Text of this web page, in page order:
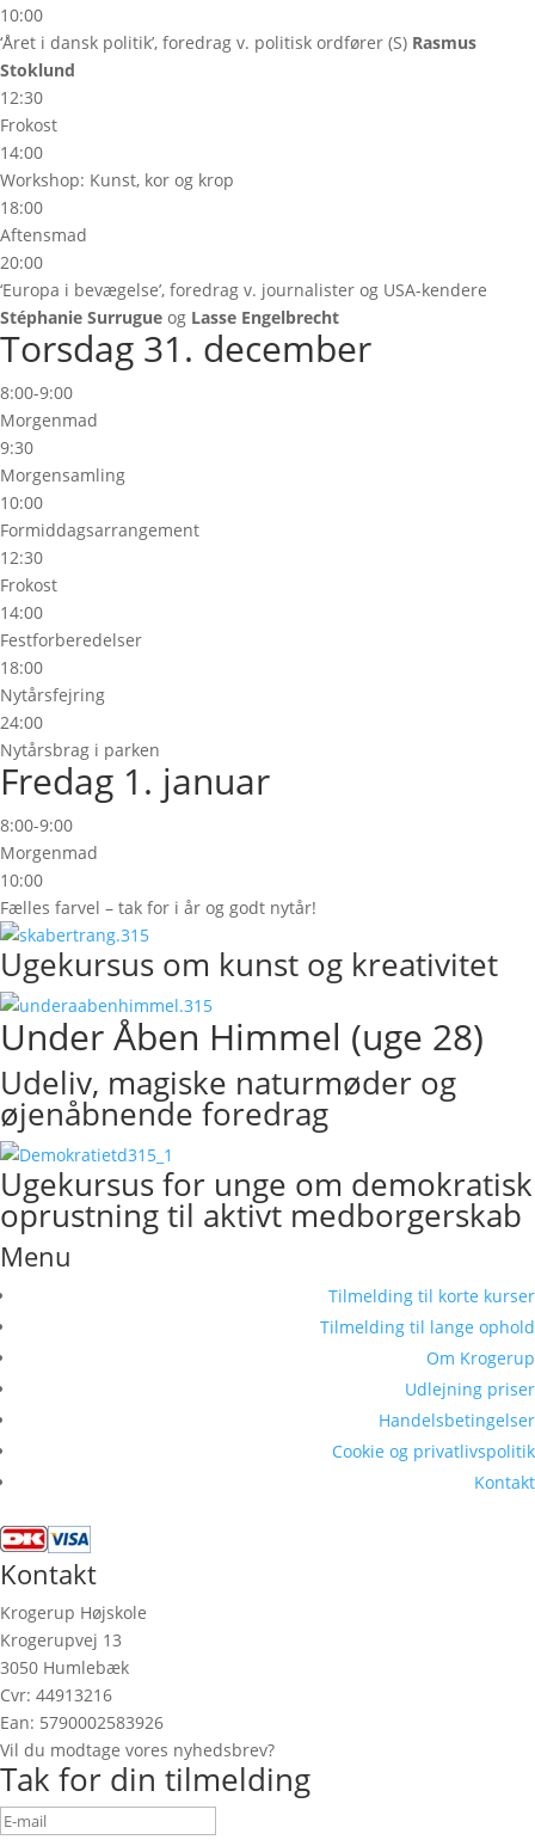
10:00
‘Året i dansk politik’, foredrag v. politisk ordfører (S) Rasmus
Stoklund
12:30
Frokost
14:00
Workshop: Kunst, kor og krop
18:00
Aftensmad
20:00
‘Europa i bevægelse’, foredrag v. journalister og USA-kendere
Stéphanie Surrugue og Lasse Engelbrecht
Torsdag 31. december
8:00-9:00
Morgenmad
9:30
Morgensamling
10:00
Formiddagsarrangement
12:30
Frokost
14:00
Festforberedelser
18:00
Nytårsfejring
24:00
Nytårsbrag i parken
Fredag 1. januar
8:00-9:00
Morgenmad
10:00
Fælles farvel – tak for i år og godt nytår!
Ugekursus om kunst og kreativitet
Under Åben Himmel (uge 28)
Udeliv, magiske naturmøder og
øjenåbnende foredrag
Ugekursus for unge om demokratisk
oprustning til aktivt medborgerskab
Menu
Tilmelding til korte kurser
Tilmelding til lange ophold
Om Krogerup
Udlejning priser
Handelsbetingelser
Cookie og privatlivspolitik
Kontakt
Kontakt
Krogerup Højskole
Krogerupvej 13
3050 Humlebæk
Cvr: 44913216
Ean: 5790002583926
Vil du modtage vores nyhedsbrev?
Tak for din tilmelding